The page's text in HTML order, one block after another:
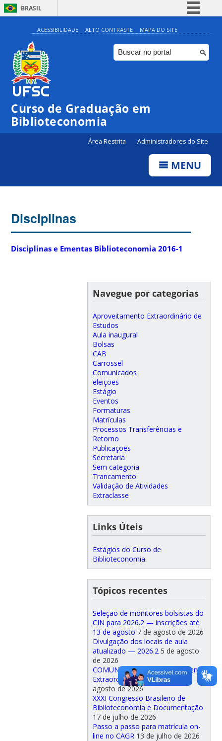
BRASIL
Simplifique!
Comunica BR
Participe
Canais
ACESSIBILIDADE ALTO CONTRASTE MAPA DO SITE
Curso de Graduação em
Biblioteconomia
Área Restrita Administradores do Site
MENU
Disciplinas
Disciplinas e Ementas Biblioteconomia 2016-1
Navegue por categorias
Aproveitamento Extraordinário de
Estudos
Aula inaugural
Bolsas
CAB
Carrossel
Comunicados
eleições
Estágio
Eventos
Formaturas
Matrículas
Processos Transferências e
Retorno
Publicações
Secretaria
Sem categoria
Trancamento
Validação de Atividades
Extraclasse
Links Úteis
Estágios do Curso de
Biblioteconomia
Tópicos recentes
Seleção de monitores bolsistas do
CIN para 2026.2 — inscrições até
13 de agosto 7 de agosto de 2026
Divulgação dos locais de aula
atualizado — 2026.2 5 de agosto
de 2026
COMUNICADO — Aproveitamento
Extraordinário de Estudos
agosto de 2026
XXXI Congresso Brasileiro de
Biblioteconomia e Documentação
17 de julho de 2026
Passo a passo para matrícula on-
line no CAGR 13 de julho de 2026